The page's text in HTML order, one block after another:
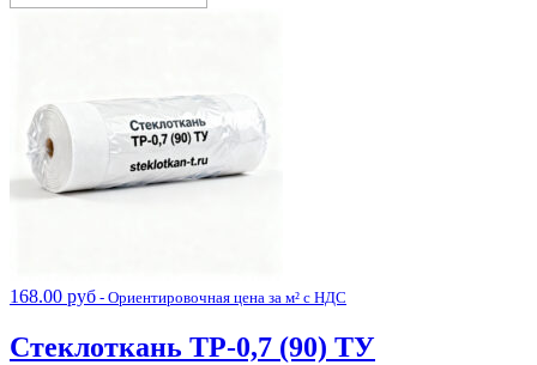
168.00 руб - Ориентировочная цена за м² с НДС
Стеклоткань ТР-0,7 (90) ТУ